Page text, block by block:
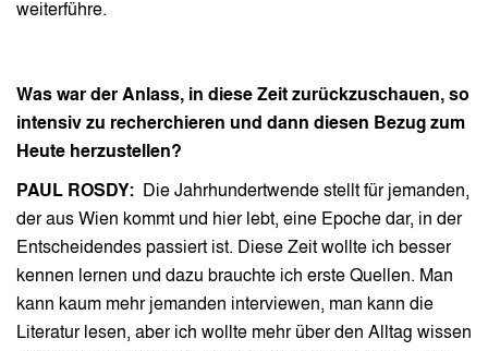
weiterführe.
Was war der Anlass, in diese Zeit zurückzuschauen, so
intensiv zu recherchieren und dann diesen Bezug zum
Heute herzustellen?
PAUL ROSDY:
Die Jahrhundertwende stellt für jemanden,
der aus Wien kommt und hier lebt, eine Epoche dar, in der
Entscheidendes passiert ist. Diese Zeit wollte ich besser
kennen lernen und dazu brauchte ich erste Quellen. Man
kann kaum mehr jemanden interviewen, man kann die
Literatur lesen, aber ich wollte mehr über den Alltag wissen